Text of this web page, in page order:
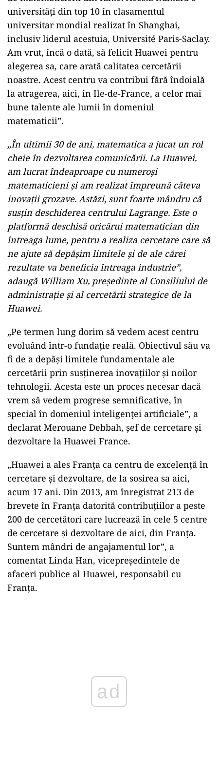
universități din top 10 în clasamentul
universitar mondial realizat în Shanghai,
inclusiv liderul acestuia, Université Paris-Saclay.
Am vrut, încă o dată, să felicit Huawei pentru
alegerea sa, care arată calitatea cercetării
noastre. Acest centru va contribui fără îndoială
la atragerea, aici, în Ile-de-France, a celor mai
bune talente ale lumii în domeniul
matematicii”.
„În ultimii 30 de ani, matematica a jucat un rol
cheie în dezvoltarea comunicării. La Huawei,
am lucrat îndeaproape cu numeroși
matematicieni și am realizat împreună câteva
inovații grozave. Astăzi, sunt foarte mândru că
susțin deschiderea centrului Lagrange. Este o
platformă deschisă oricărui matematician din
întreaga lume, pentru a realiza cercetare care să
ne ajute să depășim limitele și de ale cărei
rezultate va beneficia întreaga industrie”,
adaugă William Xu, președinte al Consiliului de
administrație și al cercetării strategice de la
Huawei.
„Pe termen lung dorim să vedem acest centru
evoluând într-o fundație reală. Obiectivul său va
fi de a depăși limitele fundamentale ale
cercetării prin susținerea inovațiilor și noilor
tehnologii. Acesta este un proces necesar dacă
vrem să vedem progrese semnificative, în
special în domeniul inteligenței artificiale”, a
declarat Merouane Debbah, șef de cercetare și
dezvoltare la Huawei France.
„Huawei a ales Franța ca centru de excelență în
cercetare și dezvoltare, de la sosirea sa aici,
acum 17 ani. Din 2013, am înregistrat 213 de
brevete în Franța datorită contribuțiilor a peste
200 de cercetători care lucrează în cele 5 centre
de cercetare și dezvoltare de aici, din Franța.
Suntem mândri de angajamentul lor”, a
comentat Linda Han, vicepreședintele de
afaceri publice al Huawei, responsabil cu
Franța.
ad